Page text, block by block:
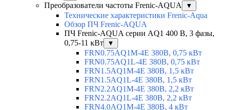
Преобразователи частоты Frenic-AQUA ▼
Технические характеристики Frenic-Aqua
Обзор ПЧ Frenic-AQUA
ПЧ Frenic-AQUA серии AQ1 400 В, 3 фазы,
0,75-11 кВт
▼
FRN0.75AQ1M-4E 380В, 0,75 кВт
FRN0.75AQ1L-4E 380В, 0,75 кВт
FRN1.5AQ1M-4E 380В, 1,5 кВт
FRN1.5AQ1L-4E 380В, 1,5 кВт
FRN2.2AQ1M-4E 380В, 2,2 кВт
FRN2.2AQ1L-4E 380В, 2,2 кВт
FRN4.0AQ1M-4E 380В, 4 кВт